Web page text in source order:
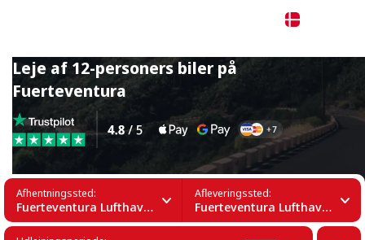
Leje af 12-personers biler på
Fuerteventura
Afhentningssted:
Fuerteventura Lufthavn (FUE)
Afleveringssted:
Fuerteventura Lufthavn (FUE)